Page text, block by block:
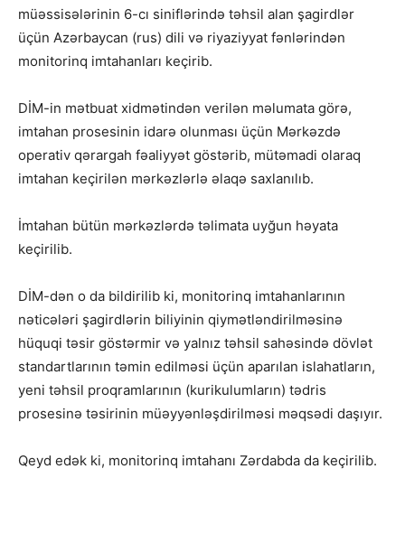
müəssisələrinin 6-cı siniflərində təhsil alan şagirdlər
üçün Azərbaycan (rus) dili və riyaziyyat fənlərindən
monitorinq imtahanları keçirib.
DİM-in mətbuat xidmətindən verilən məlumata görə,
imtahan prosesinin idarə olunması üçün Mərkəzdə
operativ qərargah fəaliyyət göstərib, mütəmadi olaraq
imtahan keçirilən mərkəzlərlə əlaqə saxlanılıb.
İmtahan bütün mərkəzlərdə təlimata uyğun həyata
keçirilib.
DİM-dən o da bildirilib ki, monitorinq imtahanlarının
nəticələri şagirdlərin biliyinin qiymətləndirilməsinə
hüquqi təsir göstərmir və yalnız təhsil sahəsində dövlət
standartlarının təmin edilməsi üçün aparılan islahatların,
yeni təhsil proqramlarının (kurikulumların) tədris
prosesinə təsirinin müəyyənləşdirilməsi məqsədi daşıyır.
Qeyd edək ki, monitorinq imtahanı Zərdabda da keçirilib.